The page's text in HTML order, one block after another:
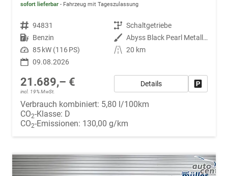
sofort lieferbar Fahrzeug mit Tageszulassung
Fahrzeugnr. 94831 Getriebe Schaltgetriebe
Kraftstoff Benzin Außenfarbe
Abyss Black Pearl Metallic ()
Leistung 85 kW (116 PS) Kilometerstand 20 km
09.08.2026
21.689,– €
incl. 19% MwSt.
Details
Verbrauch kombiniert: 5,80 l/100km
CO2-Klasse: D
CO2-Emissionen: 130,00 g/km